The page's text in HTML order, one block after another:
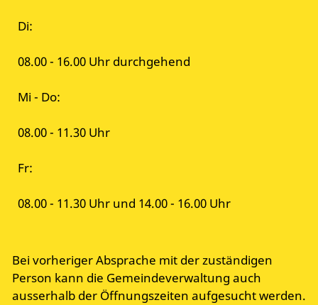
Di:
08.00 - 16.00 Uhr durchgehend
Mi - Do:
08.00 - 11.30 Uhr
Fr:
08.00 - 11.30 Uhr und 14.00 - 16.00 Uhr
Bei vorheriger Absprache mit der zuständigen
Person kann die Gemeindeverwaltung auch
ausserhalb der Öffnungszeiten aufgesucht werden.